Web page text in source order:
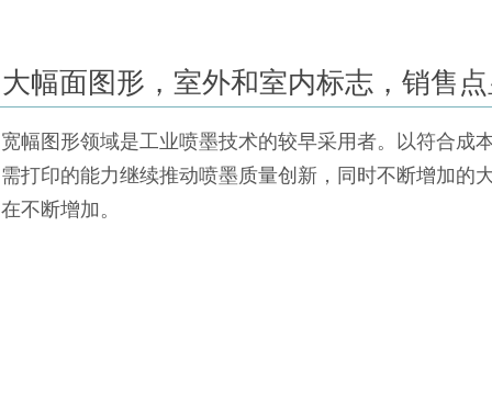
宽幅图形领域是工业喷墨技术的较早采用者。以符合成
需打印的能力继续推动喷墨质量创新，同时不断增加的
在不断增加。
大幅面图形，室外和室内标志，销售